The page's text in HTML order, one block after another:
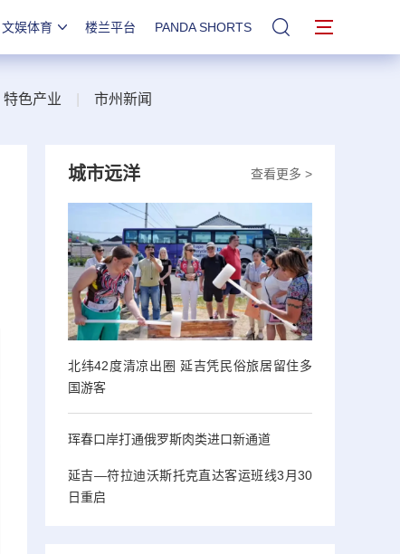
文娱体育 楼兰平台 PANDA SHORTS 站内搜索
特色产业 市州新闻
查看更多 >
城市远洋
北纬42度清凉出圈 延吉凭民俗旅居留住多
国游客
珲春口岸打通俄罗斯肉类进口新通道
延吉—符拉迪沃斯托克直达客运班线3月30
日重启